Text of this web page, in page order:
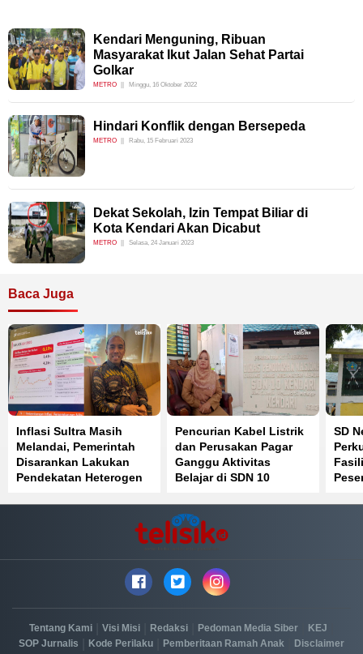
Kendari Menguning, Ribuan
Masyarakat Ikut Jalan Sehat Partai
Golkar
METRO Minggu, 16 Oktober 2022
Hindari Konflik dengan Bersepeda
METRO Rabu, 15 Februari 2023
Dekat Sekolah, Izin Tempat Biliar di
Kota Kendari Akan Dicabut
METRO Selasa, 24 Januari 2023
Baca Juga
Inflasi Sultra Masih
Melandai, Pemerintah
Disarankan Lakukan
Pendekatan Heterogen
Pencurian Kabel Listrik
dan Perusakan Pagar
Ganggu Aktivitas
Belajar di SDN 10
SD
Tentang Kami Visi Misi Redaksi Pedoman Media Siber KEJ
SOP Jurnalis Kode Perilaku Pemberitaan Ramah Anak Disclaimer